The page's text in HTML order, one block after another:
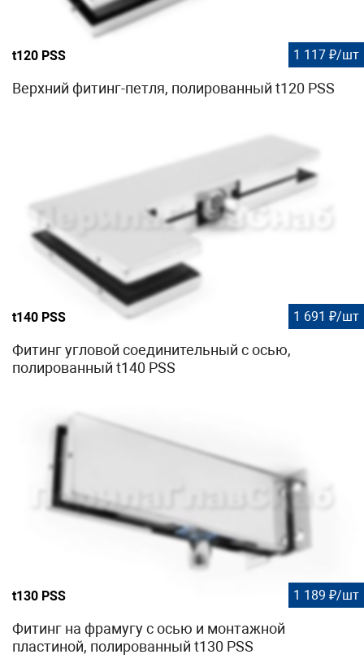
t120 PSS 1 117 ₽/шт
Верхний фитинг-петля, полированный t120 PSS
t140 PSS 1 691 ₽/шт
Фитинг угловой соединительный с осью,
полированный t140 PSS
t130 PSS 1 189 ₽/шт
Фитинг на фрамугу с осью и монтажной
пластиной, полированный t130 PSS